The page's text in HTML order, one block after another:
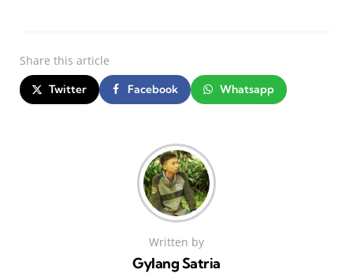
Share this article
Twitter Facebook Whatsapp
Written by
Gylang Satria